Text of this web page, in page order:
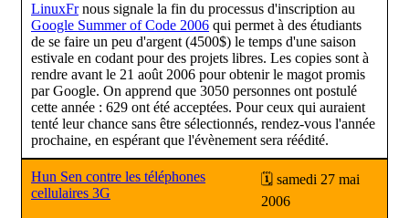
LinuxFrnous signale la fin du processus d'inscription au
Google Summer of Code 2006 qui permet à des étudiants
de se faire un peu d'argent (4500$) le temps d'une saison
estivale en codant pour des projets libres. Les copies sont à
rendre avant le 21 août 2006 pour obtenir le magot promis
par Google. On apprend que 3050 personnes ont postulé
cette année : 629 ont été acceptées. Pour ceux qui auraient
tenté leur chance sans être sélectionnés, rendez-vous l'année
prochaine, en espérant que l'évènement sera réédité.
Hun Sen contre les téléphones
cellulaires 3G
🗓 samedi 27 mai
2006